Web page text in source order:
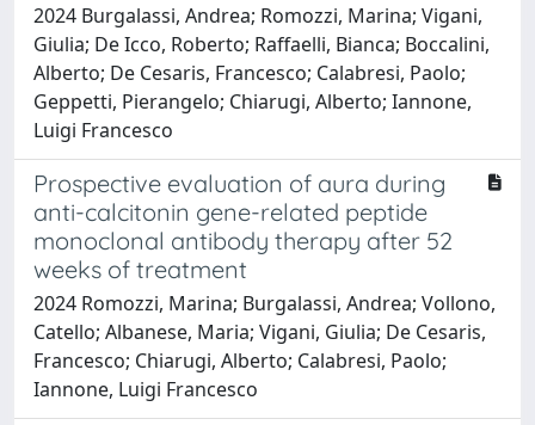
2024 Burgalassi, Andrea; Romozzi, Marina; Vigani,
Giulia; De Icco, Roberto; Raffaelli, Bianca; Boccalini,
Alberto; De Cesaris, Francesco; Calabresi, Paolo;
Geppetti, Pierangelo; Chiarugi, Alberto; Iannone,
Luigi Francesco
Prospective evaluation of aura during
anti-calcitonin gene-related peptide
monoclonal antibody therapy after 52
weeks of treatment
2024 Romozzi, Marina; Burgalassi, Andrea; Vollono,
Catello; Albanese, Maria; Vigani, Giulia; De Cesaris,
Francesco; Chiarugi, Alberto; Calabresi, Paolo;
Iannone, Luigi Francesco